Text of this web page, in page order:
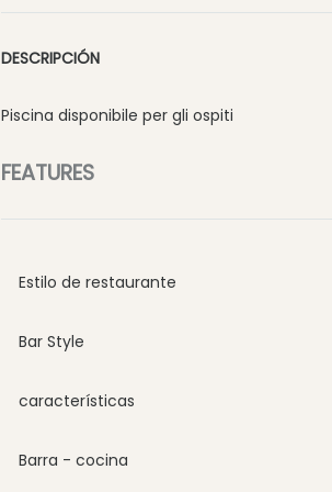
DESCRIPCIÓN
Piscina disponibile per gli ospiti
FEATURES
Estilo de restaurante
Bar Style
características
Barra - cocina